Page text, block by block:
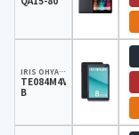
IRIS OHYAMA（アイリスオーヤマ）
TE084M4V1-
B